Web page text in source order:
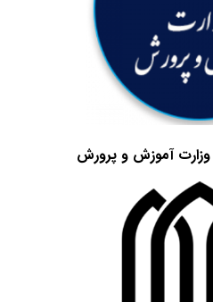
وزارت آموزش و پرورش